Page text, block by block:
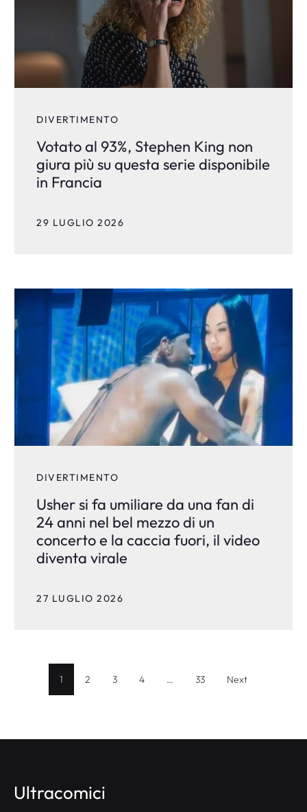
DIVERTIMENTO
Votato al 93%, Stephen King non
giura più su questa serie disponibile
in Francia
29 LUGLIO 2026
DIVERTIMENTO
Usher si fa umiliare da una fan di
24 anni nel bel mezzo di un
concerto e la caccia fuori, il video
diventa virale
27 LUGLIO 2026
1 2 3 4 33 Next
Ultracomici